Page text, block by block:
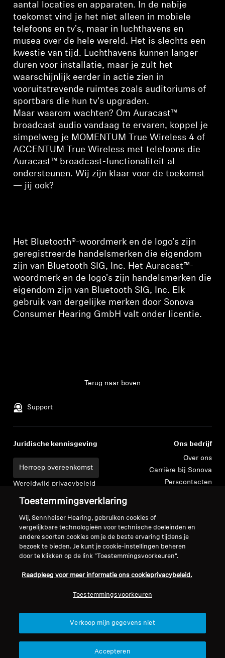
aantal locaties en apparaten. In de nabije
toekomst vind je het niet alleen in mobiele
telefoons en tv's, maar in luchthavens en
musea over de hele wereld. Het is slechts een
kwestie van tijd. Luchthavens kunnen langer
duren voor installatie, maar je zult het
waarschijnlijk eerder in actie zien in
vooruitstrevende ruimtes zoals auditoriums of
sportbars die hun tv's upgraden.
Maar waarom wachten? Om Auracast™
broadcast audio vandaag te ervaren, koppel je
simpelweg je MOMENTUM True Wireless 4 of
ACCENTUM True Wireless met telefoons die
Auracast™ broadcast-functionaliteit al
ondersteunen. Wij zijn klaar voor de toekomst
— jij ook?
Het Bluetooth®-woordmerk en de logo's zijn
geregistreerde handelsmerken die eigendom
zijn van Bluetooth SIG, Inc. Het Auracast™-
woordmerk en de logo's zijn handelsmerken die
eigendom zijn van Bluetooth SIG, Inc. Elk
gebruik van dergelijke merken door Sonova
Consumer Hearing GmbH valt onder licentie.
Support
Terug naar boven
Juridische kennisgeving
Herroep overeenkomst
Wereldwijd privacybeleid
Algemene verkoopvoorwaarden
voor online verkoop aan
consumenten
Beleid voor gecoördineerde
openbaarmaking van
kwetsbaarheden
Ons bedrijf
Over ons
Carrière bij Sonova
Perscontacten
merkambassadeurs
Verklaring inzake digitale toegankelijkheid
Toestemmingsverklaring
Wij, Sennheiser Hearing, gebruiken cookies of
vergelijkbare technologieën voor technische doeleinden en
andere soorten cookies om je de beste ervaring tijdens je
bezoek te bieden. Je kunt je cookie-instellingen beheren
door te klikken op de link "Toestemmingsvoorkeuren".
Raadpleeg voor meer informatie ons cookieprivacybeleid.
Toestemmingsvoorkeuren
Verkoop mijn gegevens niet
Accepteren